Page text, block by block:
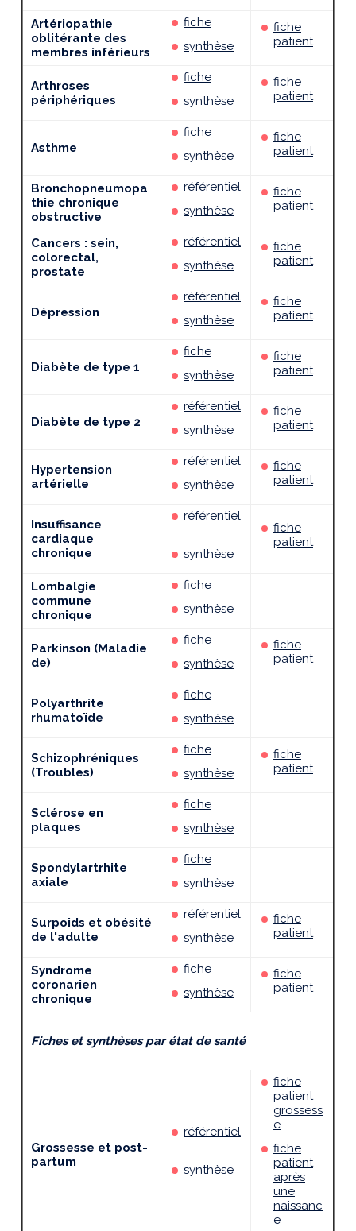
Artériopathie
oblitérante des
membres inférieurs
fiche
synthèse
fiche
patient
Arthroses
périphériques
fiche
synthèse
fiche
patient
Asthme
fiche
synthèse
fiche
patient
Bronchopneumopa
thie chronique
obstructive
référentiel
synthèse
fiche
patient
Cancers : sein,
colorectal,
prostate
référentiel
synthèse
fiche
patient
Dépression
référentiel
synthèse
fiche
patient
Diabète de type 1
fiche
synthèse
fiche
patient
Diabète de type 2
référentiel
synthèse
fiche
patient
Hypertension
artérielle
référentiel
synthèse
fiche
patient
Insuffisance
cardiaque
chronique
référentiel
synthèse
fiche
patient
Lombalgie
commune
chronique
fiche
synthèse
Parkinson (Maladie
de)
fiche
synthèse
fiche
patient
Polyarthrite
rhumatoïde
fiche
synthèse
Schizophréniques
(Troubles)
fiche
synthèse
fiche
patient
Sclérose en
plaques
fiche
synthèse
Spondylartrhite
axiale
fiche
synthèse
Surpoids et obésité
de l'adulte
référentiel
synthèse
fiche
patient
Syndrome
coronarien
chronique
fiche
synthèse
fiche
patient
Fiches et synthèses par état de santé
Grossesse et post-
partum
référentiel
synthèse
fiche
patient
grossess
e
fiche
patient
après
une
naissanc
e